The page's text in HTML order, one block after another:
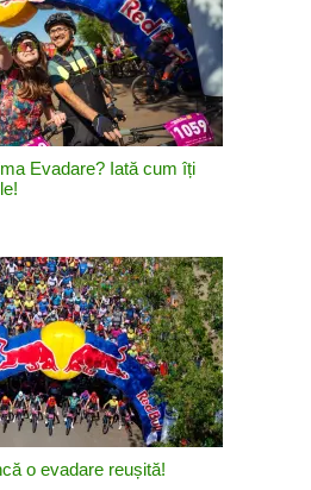
Evadare? Iată cum îți
o evadare reușită!